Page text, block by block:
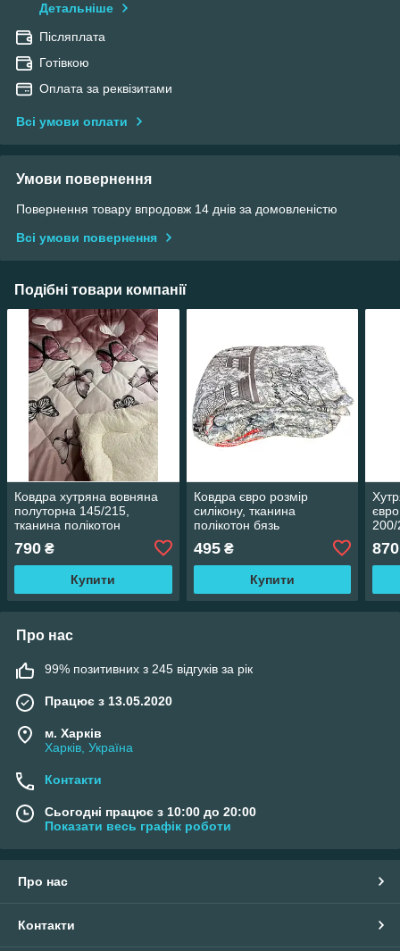
Детальніше
Післяплата
Готівкою
Оплата за реквізитами
Всі умови оплати
Умови повернення
Повернення товару впродовж 14 днів за домовленістю
Всі умови повернення
Подібні товари компанії
Ковдра хутряна вовняна
полуторна 145/215,
тканина полікотон
790 ₴
Купити
Ковдра євро розмір
силікону, тканина
полікотон бязь
495₴
Купити
200/
870
Про нас
99% позитивних з 245 відгуків за рік
Працює з 13.05.2020
м. Харків
Харків, Україна
Контакти
Сьогодні працює з 10:00 до 20:00
Показати весь графік роботи
Про нас
Контакти